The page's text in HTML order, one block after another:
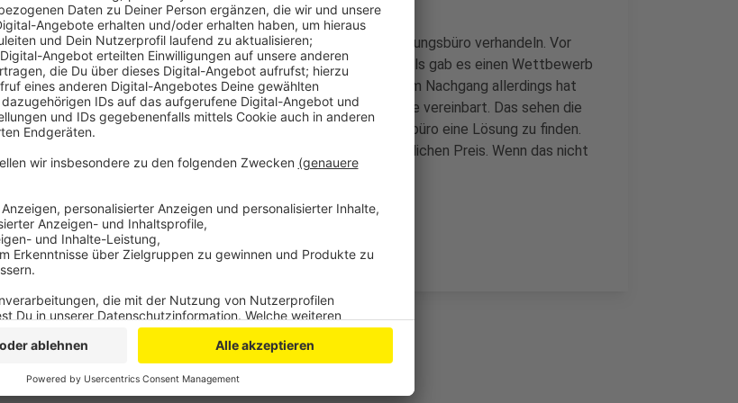
Deshalb soll die Stadtverwaltung jetzt mit dem zuständigen Planungsbüro verhandeln. Vor
rund einem Jahr war die Begeisterung der Politik noch groß. Damals gab es einen Wettbewerb
zur Umgestaltung des Geländes. Der Siegerentwurf kam gut an. Im Nachgang allerdings hat
das Planungsbüro die Kosten rund doppelt so hoch angesetzt, wie vereinbart. Das sehen die
Politiker im Rat nicht ein. Die Stadt muss jetzt mit dem Planungsbüro eine Lösung zu finden.
Der Auftrag des Rats: die ursprünglichen Planungen zum ursprünglichen Preis. Wenn das nicht
klappt, soll der Vertrag aufgelöst werden.
Anzeige